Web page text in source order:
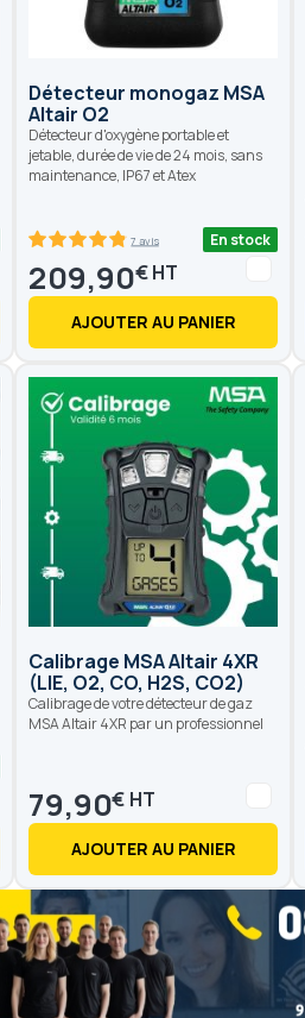
Détecteur monogaz MSA
Altair O2
Détecteur d'oxygène portable et
jetable, durée de vie de 24 mois, sans
maintenance, IP67 et Atex
7 avis En stock
209,90€
AJOUTER AU PANIER
Calibrage MSA Altair 4XR
(LIE, O2, CO, H2S, CO2)
Calibrage de votre détecteur de gaz
MSA Altair 4XR par un professionnel
79,90€
AJOUTER AU PANIER